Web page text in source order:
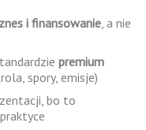
i finansowanie, a nie
premium
spory, emisje)
bo to